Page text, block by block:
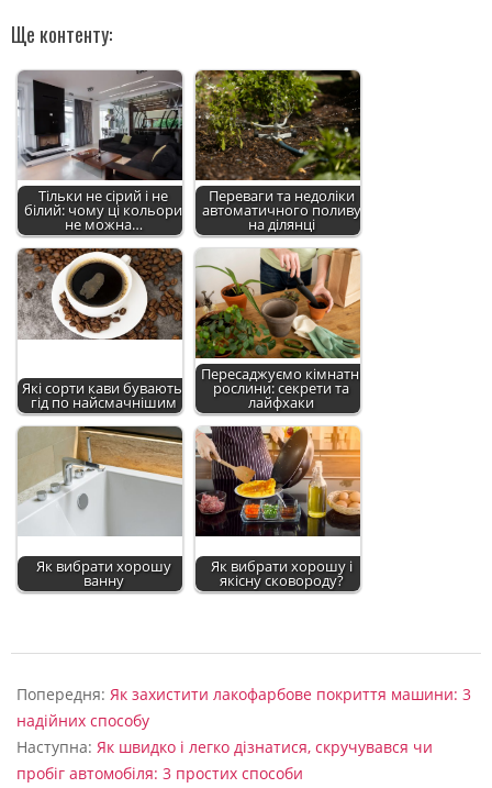
Ще контенту:
Тільки не сірий і не
білий: чому ці кольори
не можна…
Переваги та недоліки
автоматичного поливу
на ділянці
Які сорти кави бувають:
гід по найсмачнішим
Пересаджуємо кімнатні
рослини: секрети та
лайфхаки
Як вибрати хорошу
ванну
Як вибрати хорошу і
якісну сковороду?
09-
04
Попередня: Як захистити лакофарбове покриття машини: 3
надійних способу
Наступна: Як швидко і легко дізнатися, скручувався чи
пробіг автомобіля: 3 простих способи